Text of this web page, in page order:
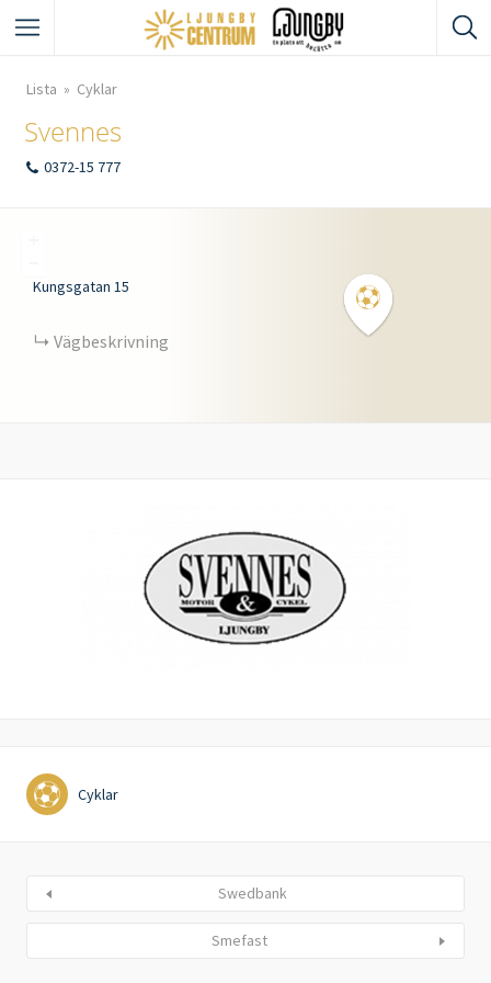
Lista Cyklar
Svennes
0372-15 777
Kungsgatan 15
Vägbeskrivning
Cyklar
Swedbank
Smefast